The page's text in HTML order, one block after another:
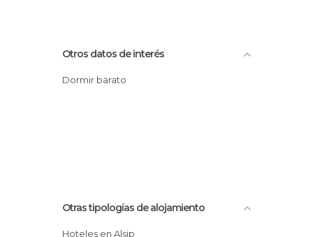
Otros datos de interés
Dormir barato
Otras tipologías de alojamiento
Hoteles en Alsip